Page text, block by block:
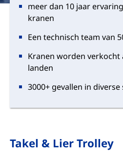
meer dan 10 jaar
kranen
Een technisch team van
Kranen worden verkocht
landen
3000+ gevallen in
Takel & Lier Trolley